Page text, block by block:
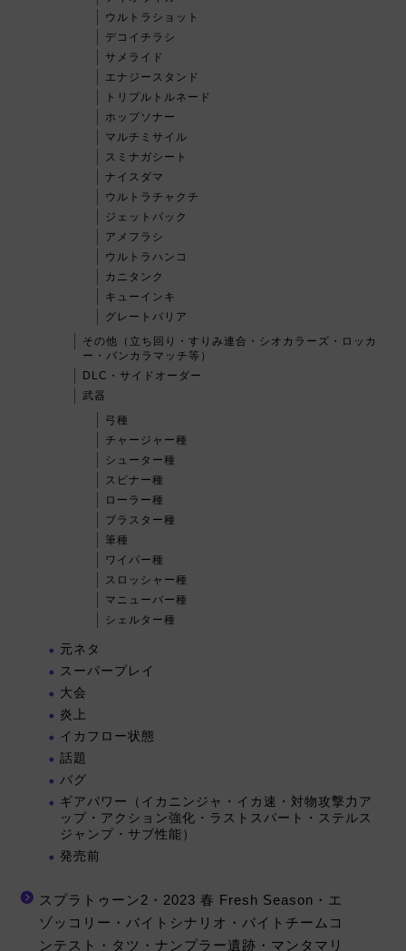
ウルトラショット
デコイチラシ
サメライド
エナジースタンド
トリプルトルネード
ホップソナー
マルチミサイル
スミナガシート
ナイスダマ
ウルトラチャクチ
ジェットパック
アメフラシ
ウルトラハンコ
カニタンク
キューインキ
グレートバリア
その他（立ち回り・すりみ連合・シオカラーズ・ロッカ
ー・バンカラマッチ等）
DLC・サイドオーダー
武器
弓種
チャージャー種
シューター種
スピナー種
ローラー種
ブラスター種
筆種
ワイパー種
スロッシャー種
マニューバー種
シェルター種
元ネタ
スーパープレイ
大会
炎上
イカフロー状態
話題
バグ
ギアパワー（イカニンジャ・イカ速・対物攻撃力ア
ップ・アクション強化・ラストスパート・ステルス
ジャンプ・サブ性能）
発売前
スプラトゥーン2・2023 春 Fresh Season・エ
ゾッコリー・バイトシナリオ・バイトチームコ
ンテスト・タツ・ナンプラー遺跡・マンタマリ